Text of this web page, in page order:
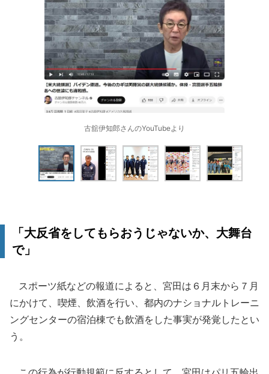
古舘伊知郎さんのYouTubeより
「大反省をしてもらおうじゃないか、大舞台
で」
スポーツ紙などの報道によると、宮田は６月末から７月
にかけて、喫煙、飲酒を行い、都内のナショナルトレーニ
ングセンターの宿泊棟でも飲酒をした事実が発覚したとい
う。